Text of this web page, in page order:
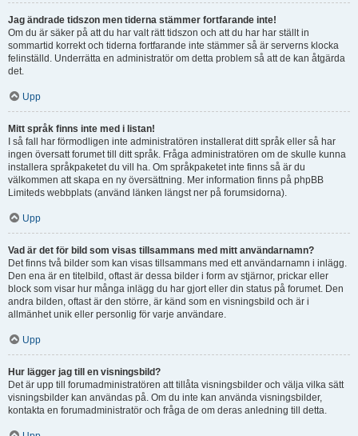
Jag ändrade tidszon men tiderna stämmer fortfarande inte!
Om du är säker på att du har valt rätt tidszon och att du har har ställt in
sommartid korrekt och tiderna fortfarande inte stämmer så är serverns klocka
felinställd. Underrätta en administratör om detta problem så att de kan åtgärda
det.
Upp
Mitt språk finns inte med i listan!
I så fall har förmodligen inte administratören installerat ditt språk eller så har
ingen översatt forumet till ditt språk. Fråga administratören om de skulle kunna
installera språkpaketet du vill ha. Om språkpaketet inte finns så är du
välkommen att skapa en ny översättning. Mer information finns på phpBB
Limiteds webbplats (använd länken längst ner på forumsidorna).
Upp
Vad är det för bild som visas tillsammans med mitt användarnamn?
Det finns två bilder som kan visas tillsammans med ett användarnamn i inlägg.
Den ena är en titelbild, oftast är dessa bilder i form av stjärnor, prickar eller
block som visar hur många inlägg du har gjort eller din status på forumet. Den
andra bilden, oftast är den större, är känd som en visningsbild och är i
allmänhet unik eller personlig för varje användare.
Upp
Hur lägger jag till en visningsbild?
Det är upp till forumadministratören att tillåta visningsbilder och välja vilka sätt
visningsbilder kan användas på. Om du inte kan använda visningsbilder,
kontakta en forumadministratör och fråga de om deras anledning till detta.